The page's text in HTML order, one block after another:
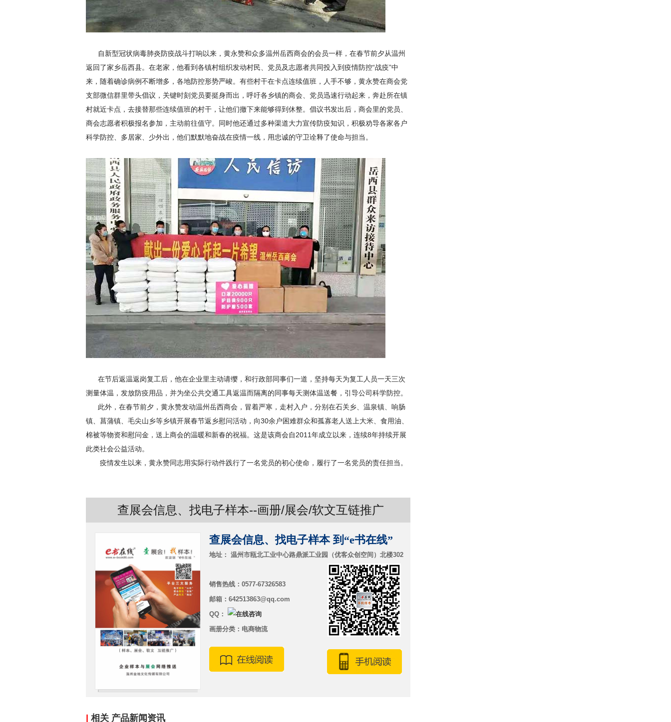
自新型冠状病毒肺炎防疫战斗打响以来，黄永赞和众多温州岳西商会的会员一样，在春节前夕从温州
返回了家乡岳西县。在老家，他看到各镇村组织发动村民、党员及志愿者共同投入到疫情防控“战疫”中
来，随着确诊病例不断增多，各地防控形势严峻。有些村干在卡点连续值班，人手不够，黄永赞在商会党
支部微信群里带头倡议，关键时刻党员要挺身而出，呼吁各乡镇的商会、党员迅速行动起来，奔赴所在镇
村就近卡点，去接替那些连续值班的村干，让他们撤下来能够得到休整。倡议书发出后，商会里的党员、
商会志愿者积极报名参加，主动前往值守。同时他还通过多种渠道大力宣传防疫知识，积极劝导各家各户
科学防控、多居家、少外出，他们默默地奋战在疫情一线，用忠诚的守卫诠释了使命与担当。
在节后返温返岗复工后，他在企业里主动请缨，和行政部同事们一道，坚持每天为复工人员一天三次
测量体温，发放防疫用品，并为坐公共交通工具返温而隔离的同事每天测体温送餐，引导公司科学防控。
此外，在春节前夕，黄永赞发动温州岳西商会，冒着严寒，走村入户，分别在石关乡、温泉镇、响肠
镇、菖蒲镇、毛尖山乡等乡镇开展春节返乡慰问活动，向30余户困难群众和孤寡老人送上大米、食用油、
棉被等物资和慰问金，送上商会的温暖和新春的祝福。这是该商会自2011年成立以来，连续8年持续开展
此类社会公益活动。
疫情发生以来，黄永赞同志用实际行动件践行了一名党员的初心使命，履行了一名党员的责任担当。
查展会信息、找电子样本--画册/展会/软文互链推广
查展会信息、找电子样本 到“e书在线”
地址： 温州市瓯北工业中心路鼎派工业园（优客众创空间）北楼302
销售热线：0577-67326583
邮箱：642513863@qq.com
QQ：
画册分类：电商物流
相关 产品新闻资讯